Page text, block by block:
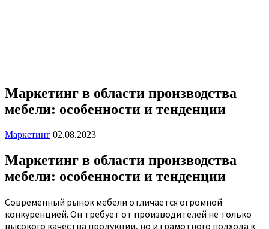
Маркетинг в области производства
мебели: особенности и тенденции
Маркетинг 02.08.2023
Маркетинг в области производства
мебели: особенности и тенденции
Современный рынок мебели отличается огромной
конкуренцией. Он требует от производителей не только
высокого качества продукции, но и грамотного подхода к